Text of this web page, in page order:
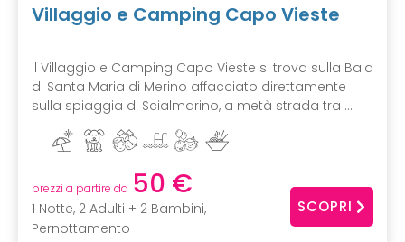
Villaggio e Camping Capo Vieste
Il Villaggio e Camping Capo Vieste si trova sulla Baia
di Santa Maria di Merino affacciato direttamente
sulla spiaggia di Scialmarino, a metà strada tra ...
prezzi a partire da 50 €
1 Notte, 2 Adulti + 2 Bambini,
Pernottamento
SCOPRI